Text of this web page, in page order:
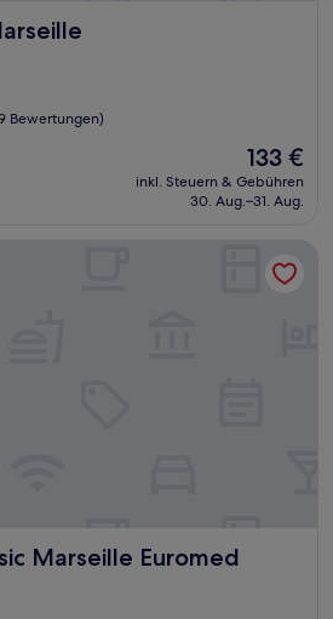
Bewertungen)
Der
Preis
beträgt
133 €
inkl. Steuern & Gebühren
30. Aug.–31. Aug.
Marseille Euromed
Euromed
Euromed